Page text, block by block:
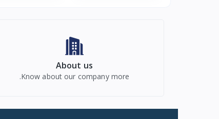
About us
Know about our company more.